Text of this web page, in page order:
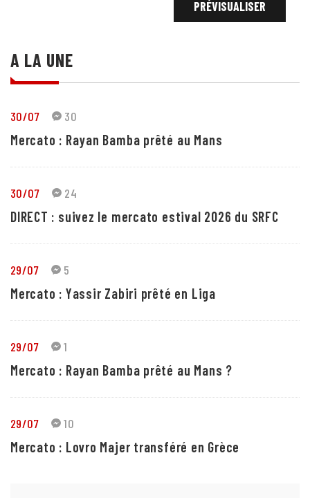
A LA UNE
30/07 30
Mercato : Rayan Bamba prêté au Mans
30/07 24
DIRECT : suivez le mercato estival 2026 du SRFC
29/07 5
Mercato : Yassir Zabiri prêté en Liga
29/07 1
Mercato : Rayan Bamba prêté au Mans ?
29/07 10
Mercato : Lovro Majer transféré en Grèce